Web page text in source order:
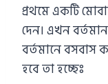
প্রথমে একটি
দেন। এখন
বর্তমানে বসবাস
হবে তা হচ্ছেঃ